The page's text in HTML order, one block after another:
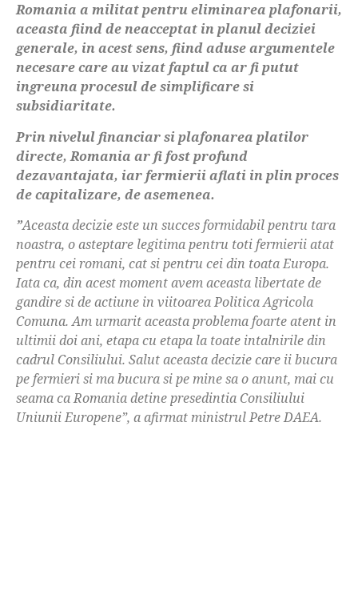
Romania a militat pentru eliminarea plafonarii,
aceasta fiind de neacceptat in planul deciziei
generale, in acest sens, fiind aduse argumentele
necesare care au vizat faptul ca ar fi putut
ingreuna procesul de simplificare si
subsidiaritate.
Prin nivelul financiar si plafonarea platilor
directe, Romania ar fi fost profund
dezavantajata, iar fermierii aflati in plin proces
de capitalizare, de asemenea.
”Aceasta decizie este un succes formidabil pentru tara
noastra, o asteptare legitima pentru toti fermierii atat
pentru cei romani, cat si pentru cei din toata Europa.
Iata ca, din acest moment avem aceasta libertate de
gandire si de actiune in viitoarea Politica Agricola
Comuna. Am urmarit aceasta problema foarte atent in
ultimii doi ani, etapa cu etapa la toate intalnirile din
cadrul Consiliului. Salut aceasta decizie care ii bucura
pe fermieri si ma bucura si pe mine sa o anunt, mai cu
seama ca Romania detine presedintia Consiliului
Uniunii Europene”, a afirmat ministrul Petre DAEA.